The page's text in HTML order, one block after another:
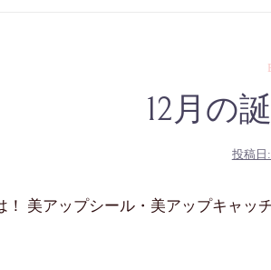
12月の
投稿日:
！ 美アップシール・美アップキャッ